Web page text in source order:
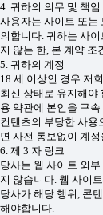
4. 귀하의 의무 및 책임
사용자는 사이트 또는
의합니다. 귀하는 사
지 않는 한, 본 계약
5. 귀하의 계정
18 세 이상인 경우 저
최신 상태로 유지해야
용 약관에 본인을 구
컨텐츠의 부당한 사용
면 사전 통보없이 계
6. 제 3 자 링크
당사는 웹 사이트 외
지 않습니다. 웹 사이
당사가 해당 행위, 콘
해야합니다.